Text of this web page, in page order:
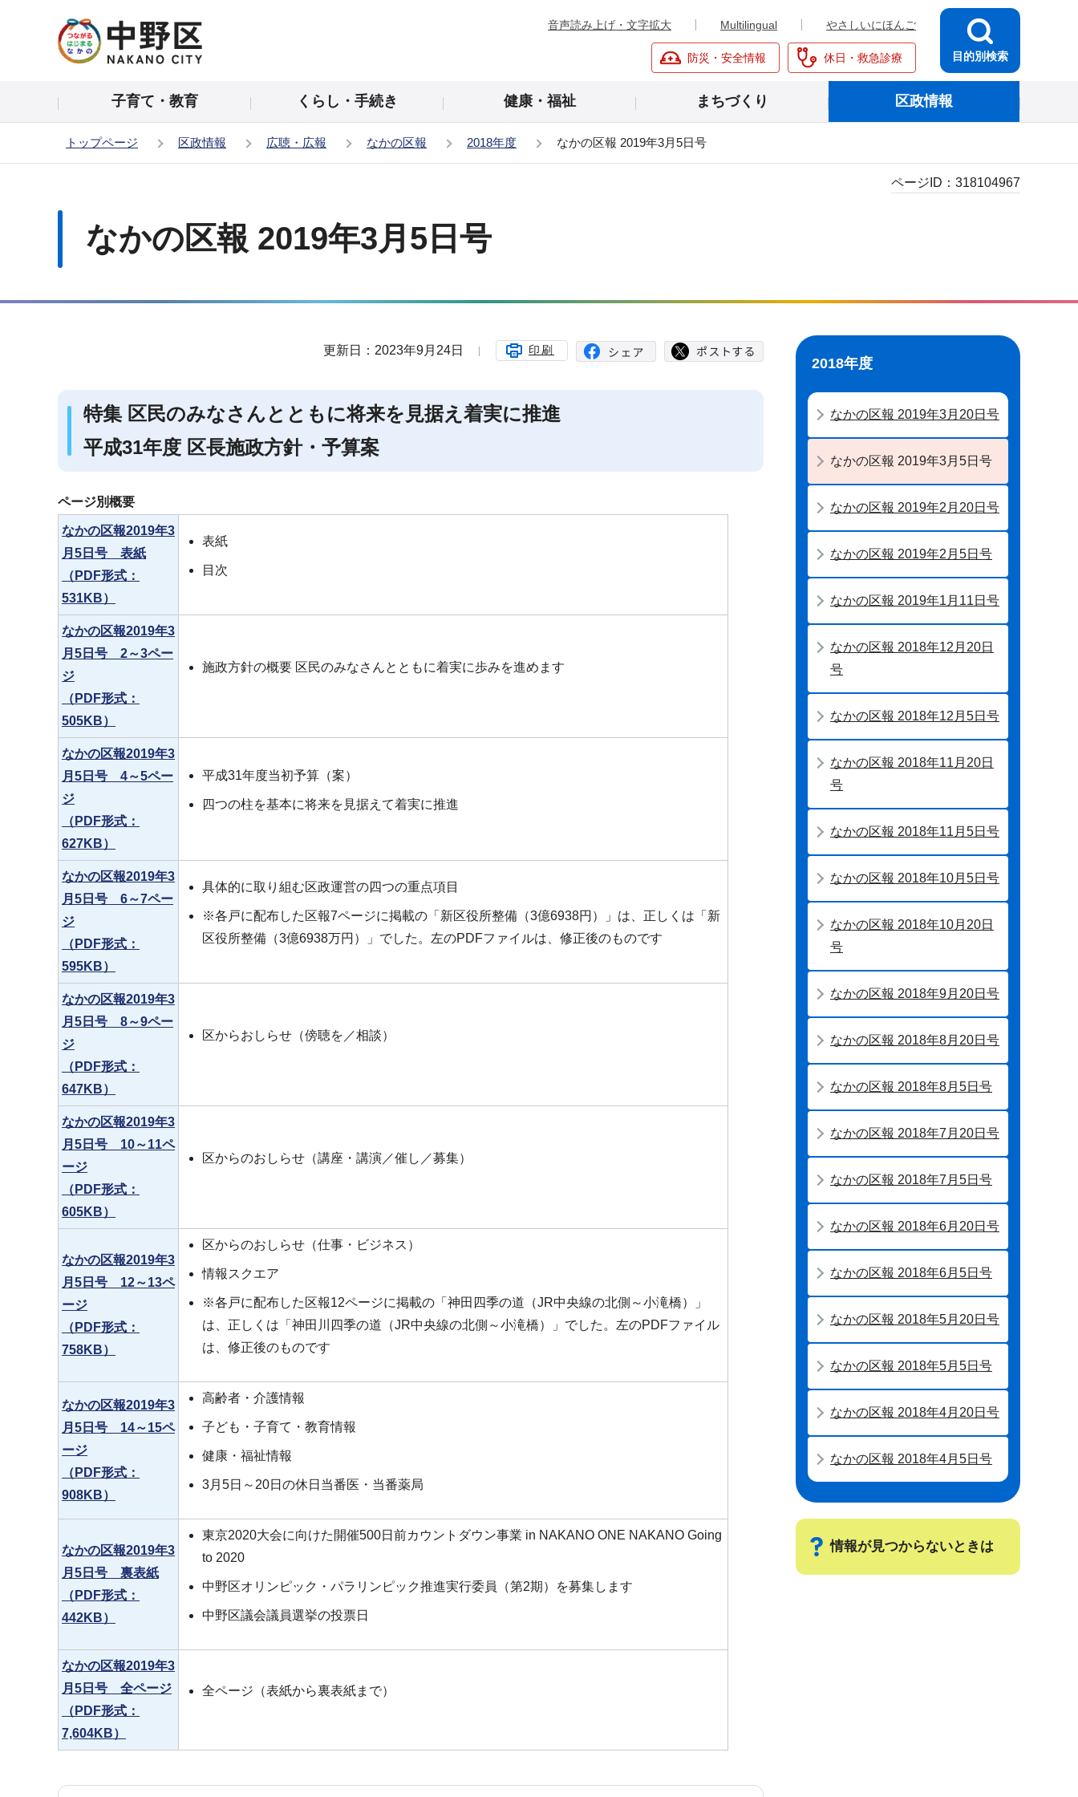
の
頭
音声読み上げ・文字拡大 Multilingual やさしいにほんご
防災・安全情報 休日・救急診療 目的別検索
子育て・教育 くらし・手続き 健康・福祉 まちづくり 区政情報
トップページ 区政情報 広聴・広報 なかの区報 2018年度 なかの区報 2019年3月5日号
なかの区報 2019年3月5日号
ページID： 318104967
更新日：2023年9月24日 印刷
特集 区民のみなさんとともに将来を見据え着実に推進
平成31年度 区長施政方針・予算案
ページ別概要
なかの区報2019年3
月5日号 表紙
（PDF形式：
531KB）
表紙
目次
なかの区報2019年3
月5日号 2～3ペー
ジ
（PDF形式：
505KB）
施政方針の概要 区民のみなさんとともに着実に歩みを進めます
なかの区報2019年3
月5日号 4～5ペー
ジ
（PDF形式：
627KB）
平成31年度当初予算（案）
四つの柱を基本に将来を見据えて着実に推進
なかの区報2019年3
月5日号 6～7ペー
ジ
（PDF形式：
595KB）
具体的に取り組む区政運営の四つの重点項目
※各戸に配布した区報7ページに掲載の「新区役所整備（3億6938円）」は、正しくは「新
区役所整備（3億6938万円）」でした。左のPDFファイルは、修正後のものです
なかの区報2019年3
月5日号 8～9ペー
ジ
（PDF形式：
647KB）
区からおしらせ（傍聴を／相談）
なかの区報2019年3
月5日号 10～11ペ
ージ
（PDF形式：
605KB）
区からのおしらせ（講座・講演／催し／募集）
なかの区報2019年3
月5日号 12～13ペ
ージ
（PDF形式：
758KB）
区からのおしらせ（仕事・ビジネス）
情報スクエア
※各戸に配布した区報12ページに掲載の「神田四季の道（JR中央線の北側～小滝橋）」
は、正しくは「神田川四季の道（JR中央線の北側～小滝橋）」でした。左のPDFファイル
は、修正後のものです
なかの区報2019年3
月5日号 14～15ペ
ージ
（PDF形式：
908KB）
高齢者・介護情報
子ども・子育て・教育情報
健康・福祉情報
3月5日～20日の休日当番医・当番薬局
なかの区報2019年3
月5日号 裏表紙
（PDF形式：
442KB）
東京2020大会に向けた開催500日前カウントダウン事業 in NAKANO ONE NAKANO Going
to 2020
中野区オリンピック・パラリンピック推進実行委員（第2期）を募集します
中野区議会議員選挙の投票日
なかの区報2019年3
月5日号 全ページ
（PDF形式：
7,604KB）
全ページ（表紙から裏表紙まで）
ー
ョ
ン
こ
こ
か
ら
2018年度
なかの区報 2019年3月20日号
なかの区報 2019年3月5日号
なかの区報 2019年2月20日号
なかの区報 2019年2月5日号
なかの区報 2019年1月11日号
なかの区報 2018年12月20日
号
なかの区報 2018年12月5日号
なかの区報 2018年11月20日
号
なかの区報 2018年11月5日号
なかの区報 2018年10月5日号
なかの区報 2018年10月20日
号
なかの区報 2018年9月20日号
なかの区報 2018年8月20日号
なかの区報 2018年8月5日号
なかの区報 2018年7月20日号
なかの区報 2018年7月5日号
なかの区報 2018年6月20日号
なかの区報 2018年6月5日号
なかの区報 2018年5月20日号
なかの区報 2018年5月5日号
なかの区報 2018年4月20日号
なかの区報 2018年4月5日号
情報が見つからないときは